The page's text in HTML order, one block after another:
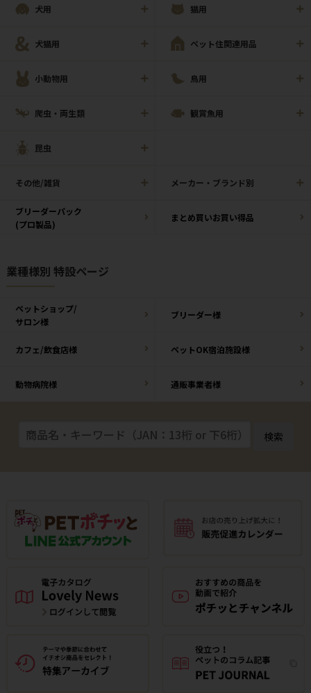
犬用 猫用
犬猫用 ペット住関連用品
小動物用 鳥用
爬虫・両生類 観賞魚用
昆虫
その他/雑貨 メーカー・ブランド別
ブリーダーパック
(プロ製品)
まとめ買いお買い得品
業種様別 特設ページ
ペットショップ/
サロン様
ブリーダー様
カフェ/飲食店様 ペットOK宿泊施設様
動物病院様 通販事業者様
検索